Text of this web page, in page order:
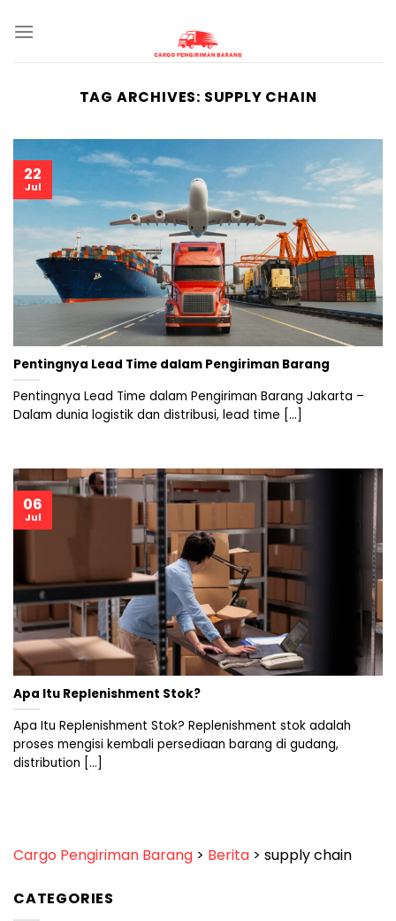
TAG ARCHIVES: SUPPLY CHAIN
Pentingnya Lead Time dalam Pengiriman Barang
Pentingnya Lead Time dalam Pengiriman Barang Jakarta –
Dalam dunia logistik dan distribusi, lead time [...]
22
Jul
Apa Itu Replenishment Stok?
Apa Itu Replenishment Stok? Replenishment stok adalah
proses mengisi kembali persediaan barang di gudang,
distribution [...]
06
Jul
Cargo Pengiriman Barang > Berita > supply chain
CATEGORIES